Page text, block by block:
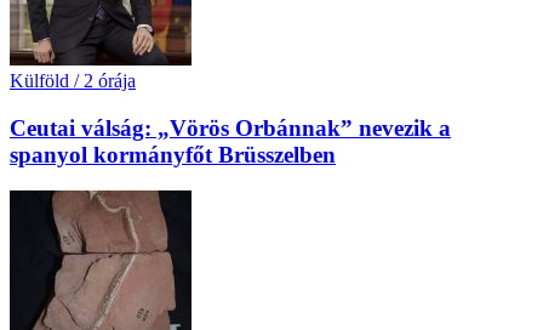
Külföld / 2 órája
Ceutai válság: „Vörös Orbánnak” nevezik a
spanyol kormányfőt Brüsszelben